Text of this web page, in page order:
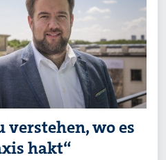
verstehen, wo es
hakt“